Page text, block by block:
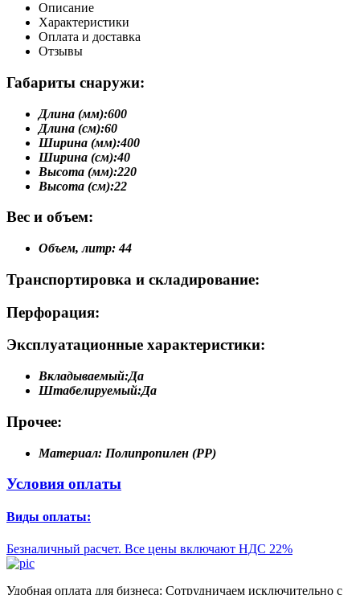
Описание
Характеристики
Оплата и доставка
Отзывы
Габариты снаружи:
Длина (мм):600
Длина (см):60
Ширина (мм):400
Ширина (см):40
Высота (мм):220
Высота (см):22
Вес и объем:
Объем, литр: 44
Транспортировка и складирование:
Перфорация:
Эксплуатационные характеристики:
Вкладываемый:Да
Штабелируемый:Да
Прочее:
Материал: Полипропилен (PP)
Условия оплаты
Виды оплаты:
Безналичный расчет. Все цены включают НДС 22%
Удобная оплата для бизнеса: Сотрудничаем исключительно с